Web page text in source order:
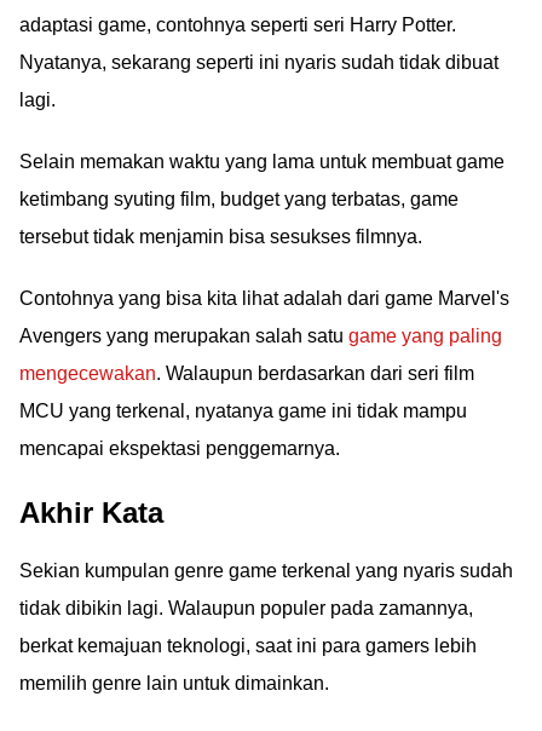
adaptasi game, contohnya seperti seri Harry Potter.
Nyatanya, sekarang seperti ini nyaris sudah tidak dibuat
lagi.
Selain memakan waktu yang lama untuk membuat game
ketimbang syuting film, budget yang terbatas, game
tersebut tidak menjamin bisa sesukses filmnya.
Contohnya yang bisa kita lihat adalah dari game Marvel's
Avengers yang merupakan salah satu game yang paling
mengecewakan. Walaupun berdasarkan dari seri film
MCU yang terkenal, nyatanya game ini tidak mampu
mencapai ekspektasi penggemarnya.
Akhir Kata
Sekian kumpulan genre game terkenal yang nyaris sudah
tidak dibikin lagi. Walaupun populer pada zamannya,
berkat kemajuan teknologi, saat ini para gamers lebih
memilih genre lain untuk dimainkan.